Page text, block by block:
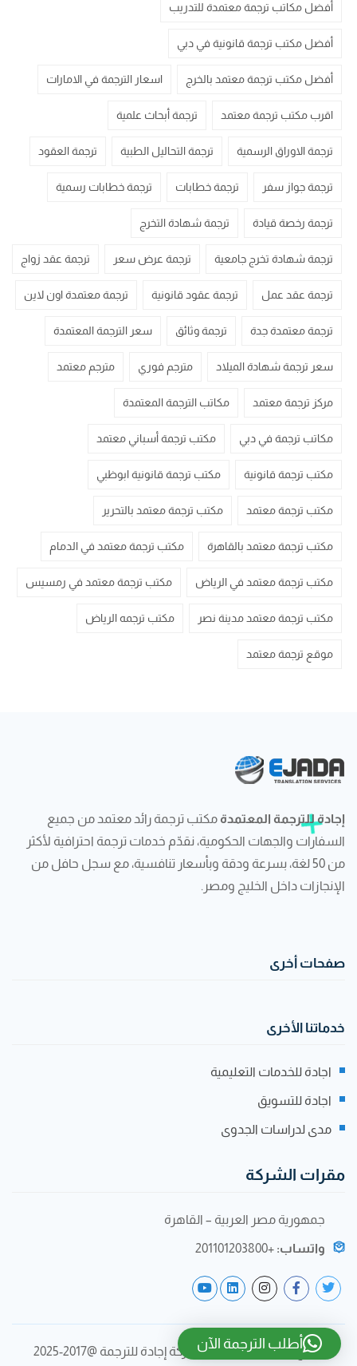
أفضل مكاتب ترجمة معتمدة للتدريب
أفضل مكتب ترجمة قانونية في دبي
أفضل مكتب ترجمة معتمد بالخرج اسعار الترجمة في الامارات
اقرب مكتب ترجمة معتمد ترجمة أبحاث علمية
ترجمة الاوراق الرسمية ترجمة التحاليل الطبية ترجمة العقود
ترجمة جواز سفر ترجمة خطابات ترجمة خطابات رسمية
ترجمة رخصة قيادة ترجمة شهادة التخرج
ترجمة شهادة تخرج جامعية ترجمة عرض سعر ترجمة عقد زواج
ترجمة عقد عمل ترجمة عقود قانونية ترجمة معتمدة اون لاين
ترجمة معتمدة جدة ترجمة وثائق سعر الترجمة المعتمدة
سعر ترجمة شهادة الميلاد مترجم فوري مترجم معتمد
مركز ترجمة معتمد مكاتب الترجمة المعتمدة
مكاتب ترجمة في دبي مكتب ترجمة أسباني معتمد
مكتب ترجمة قانونية مكتب ترجمة قانونية ابوظبي
مكتب ترجمة معتمد مكتب ترجمة معتمد بالتحرير
مكتب ترجمة معتمد بالقاهرة مكتب ترجمة معتمد في الدمام
مكتب ترجمة معتمد في الرياض مكتب ترجمة معتمد في رمسيس
مكتب ترجمة معتمد مدينة نصر مكتب ترجمه الرياض
موقع ترجمة معتمد
إجادة للترجمة المعتمدة مكتب ترجمة رائد معتمد من جميع
السفارات والجهات الحكومية، نقدّم خدمات ترجمة احترافية لأكثر
من 50 لغة، بسرعة ودقة وبأسعار تنافسية، مع سجل حافل من
الإنجازات داخل الخليج ومصر.
صفحات أخرى
خدماتنا الأخرى
اجادة للخدمات التعليمية
اجادة للتسويق
مدى لدراسات الجدوى
مقرات الشركة
جمهورية مصر العربية – القاهرة
واتساب: +201101203800
جميع الحقوق محفوظة لشركة إجادة للترجمة @2017-2025
أطلب الترجمة الآن